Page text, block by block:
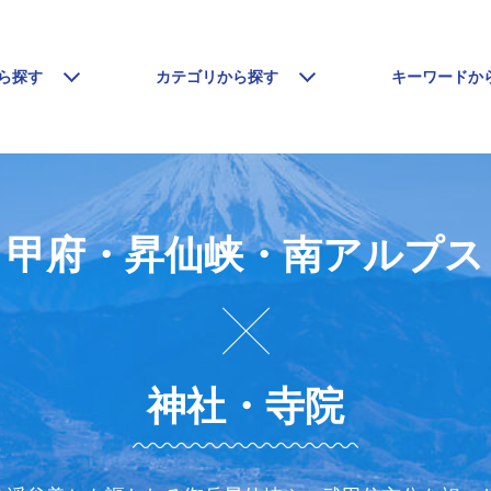
探す カテゴリから探す キーワードか
甲府・昇仙峡・南アルプス
神社・寺院